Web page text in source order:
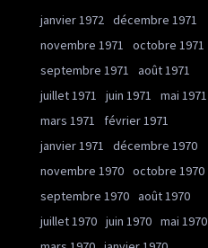
janvier 1972 décembre 1971
novembre 1971
octobre 1971
septembre 1971
août 1971
juillet 1971
juin 1971
mai 1971
mars 1971
février 1971
janvier 1971
décembre 1970
novembre 1970 octobre 1970
septembre 1970 août 1970
juillet 1970 juin 1970 mai 1970